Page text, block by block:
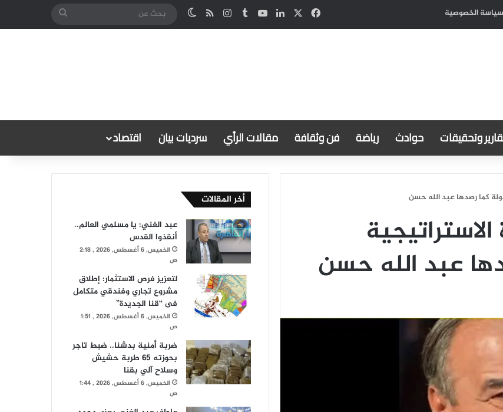
سياسة الخصوصية فيسبوك لينكدإن‫YouTube انستقرامملخص الموقع RSS
الوضع المظلم
وتحقيقات حوادث رياضة فن وثقافة مقالات الرأي سرديات بيان اقتصاد
كما رصدها عبد الله حسن
عبد الله حسن
أخر المقالات
عبد الغني: يا مسلمي العالم..
أنقذوا القدس
الخميس, 6 أغسطس, 2026 , 2:18
ص
لتعزيز فرص الاستثمار: إطلاق
مشروع تجاري وفندقي متكامل
فى “قنا الجديدة”
الخميس, 6 أغسطس, 2026 , 1:51
ص
ضربة أمنية بدشنا.. ضبط تاجر
بحوزته 65 طربة حشيش
وسلاح آلي بقنا
الخميس, 6 أغسطس, 2026 , 1:44
ص